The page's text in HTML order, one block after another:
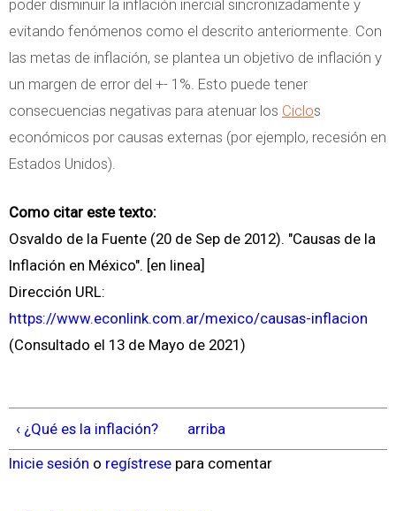
poder disminuir la inflación inercial sincronizadamente y
evitando fenómenos como el descrito anteriormente. Con
las metas de inflación, se plantea un objetivo de inflación y
un margen de error del +- 1%. Esto puede tener
consecuencias negativas para atenuar los Ciclos
económicos por causas externas (por ejemplo, recesión en
Estados Unidos).
Como citar este texto:
Osvaldo de la Fuente (20 de Sep de 2012). "Causas de la
Inflación en México". [en linea]
Dirección URL:
https://www.econlink.com.ar/mexico/causas-inflacion
(Consultado el 13 de Mayo de 2021)
‹ ¿Qué es la inflación?
arriba
Inicie sesión o regístrese para comentar